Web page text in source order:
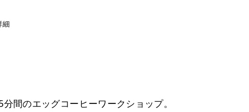
細
間のエッグコーヒーワークショップ。